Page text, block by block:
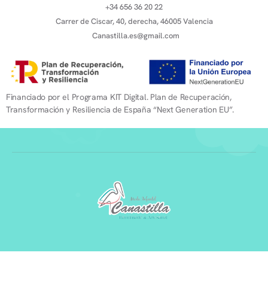
+34 656 36 20 22
Carrer de Ciscar, 40, derecha, 46005 Valencia
Canastilla.es@gmail.com
Financiado por el Programa KIT Digital. Plan de Recuperación,
Transformación y Resiliencia de España “Next Generation EU”.